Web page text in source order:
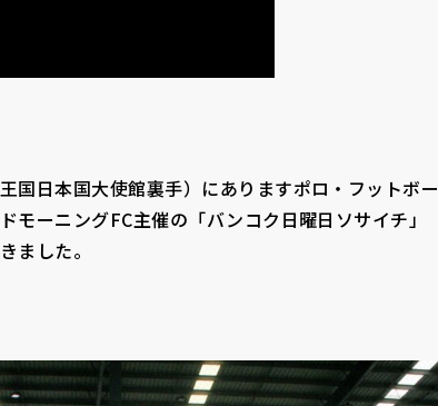
国日本国大使館裏手）にありますポロ・フットボー
モーニングFC主催の「バンコク日曜日ソサイチ」
ました。